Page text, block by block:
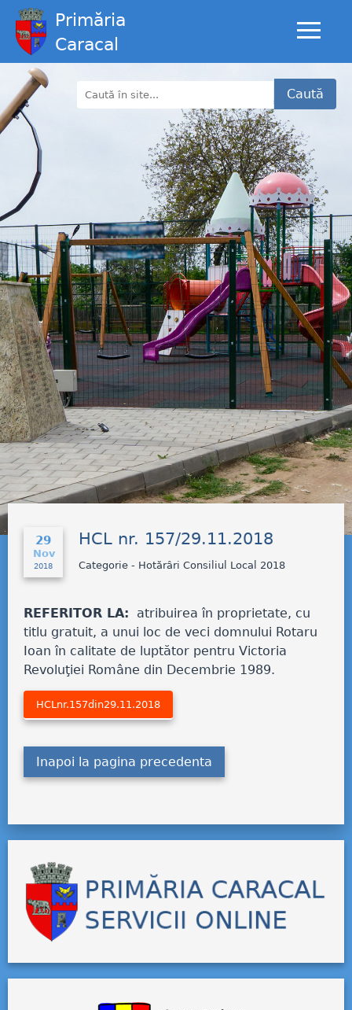
Primăria
Caracal
Caută
29
Nov
2018
HCL nr. 157/29.11.2018
Categorie - Hotărâri Consiliul Local 2018
REFERITOR LA: atribuirea în proprietate, cu
titlu gratuit, a unui loc de veci domnului Rotaru
Ioan în calitate de luptător pentru Victoria
Revoluţiei Române din Decembrie 1989.
HCLnr.157din29.11.2018
Inapoi la pagina precedenta